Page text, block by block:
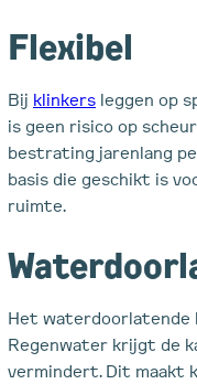
Flexibel
Bij klinkers leggen op
is geen risico op
bestrating jarenlang
basis die geschikt is
ruimte.
Het waterdoorlatende
Regenwater krijgt de
vermindert. Dit maakt